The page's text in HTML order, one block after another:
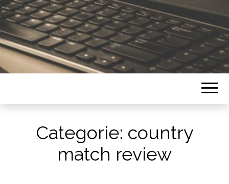
Categorie: country
match review